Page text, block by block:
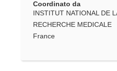
Coordinato da
INSTITUT NATIONAL DE
RECHERCHE MEDICALE
France